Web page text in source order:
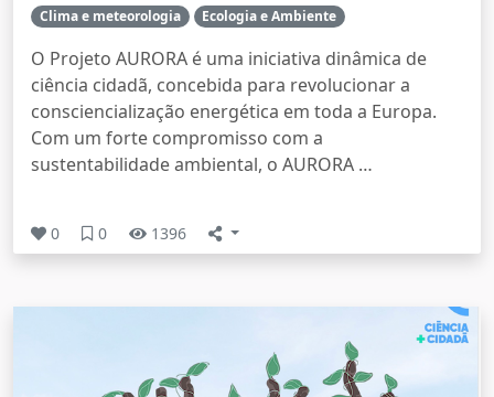
Clima e meteorologia Ecologia e Ambiente
O Projeto AURORA é uma iniciativa dinâmica de
ciência cidadã, concebida para revolucionar a
consciencialização energética em toda a Europa.
Com um forte compromisso com a
sustentabilidade ambiental, o AURORA …
0 0 1396